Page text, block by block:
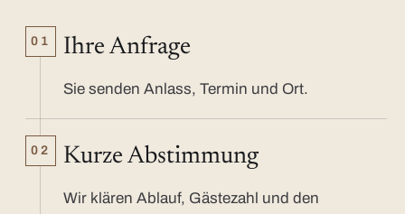
01 Ihre Anfrage
Sie senden Anlass, Termin und Ort.
02 Kurze Abstimmung
Wir klären Ablauf, Gästezahl und den